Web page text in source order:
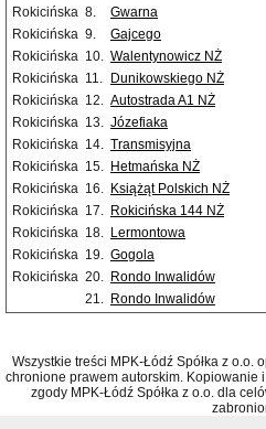
Rokicińska 8. Gwarna
Rokicińska 9. Gajcego
Rokicińska 10. Walentynowicz NŻ
Rokicińska 11. Dunikowskiego NŻ
Rokicińska 12. Autostrada A1 NŻ
Rokicińska 13. Józefiaka
Rokicińska 14. Transmisyjna
Rokicińska 15. Hetmańska NŻ
Rokicińska 16. Książąt Polskich NŻ
Rokicińska 17. Rokicińska 144 NŻ
Rokicińska 18. Lermontowa
Rokicińska 19. Gogola
Rokicińska 20. Rondo Inwalidów
21. Rondo Inwalidów
Wszystkie treści MPK-Łódź Spółka z
chronione prawem autorskim. Kopiowanie
zgody MPK-Łódź Spółka z o.o. dla